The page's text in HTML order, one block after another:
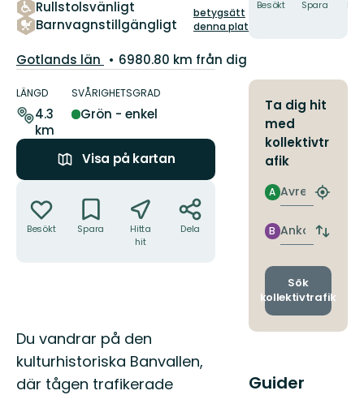
Rullstolsvänligt
Barnvagnstillgängligt
5
stjärnor
betygsätt
denna plats!
Län:
Gotlands län 6980.80 km från dig
om
leden
LÄNGD
4.3
km
SVÅRIGHETSGRAD
Grön - enkel
Visa på kartan
Besökt Spara
Hitta
hit
Dela
Beskrivning
Du vandrar på den
kulturhistoriska Banvallen,
där tågen trafikerade
Besökt Spara
Ta dig hit
med
kollektivtr
afik
Avresa
A
Hitta
Ankomst
B
Byt
och
Sök
kollektivtrafik
Guider